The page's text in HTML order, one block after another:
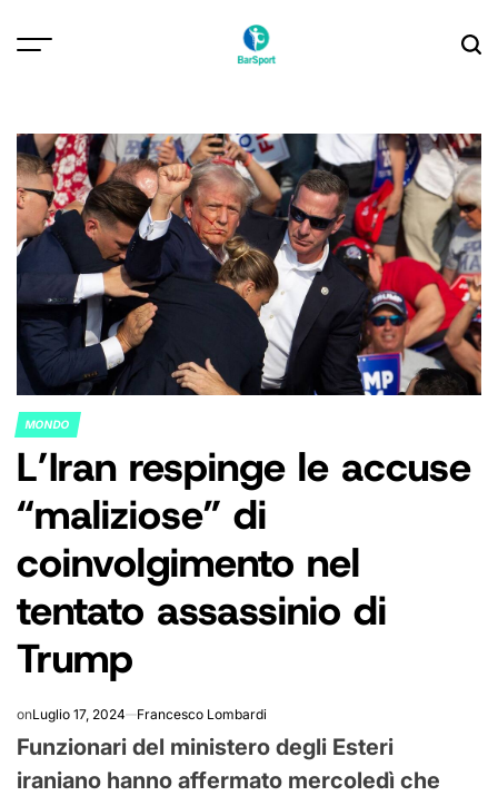
POSTED
IN
MONDO
L’Iran respinge le accuse
“maliziose” di
coinvolgimento nel
tentato assassinio di
Trump
onLuglio 17, 2024 Francesco Lombardi
Funzionari del ministero degli Esteri
iraniano hanno affermato mercoledì che